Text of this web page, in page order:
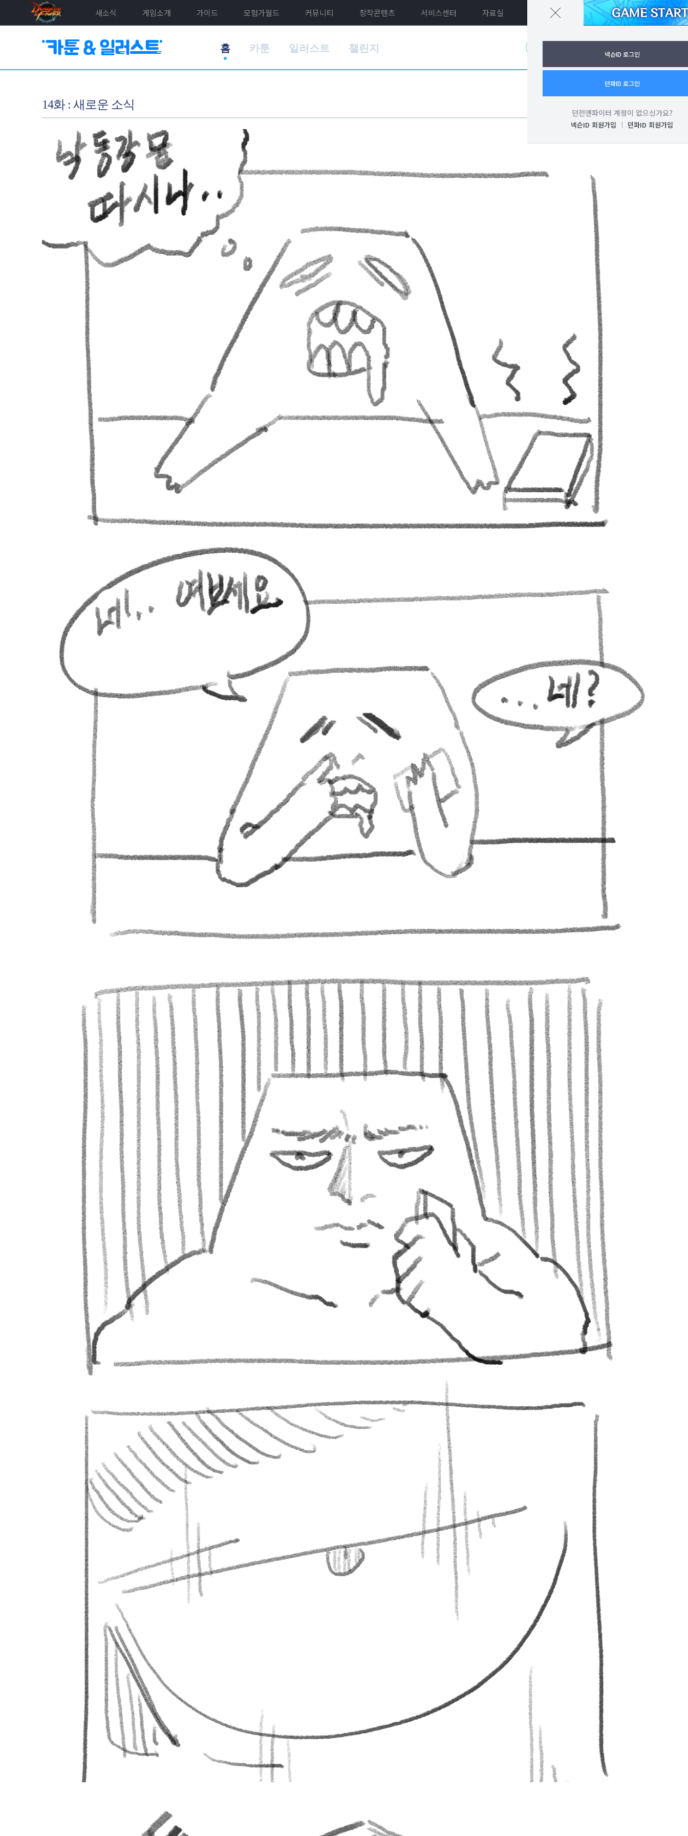
새소식 게임소개 가이드 모험가월드 커뮤니티 창작콘텐츠 서비스센터 자료실 던파ON로그인
넥슨ID 로그인
던파ID 로그인
던전앤파이터 계정이 없으신가요?
넥슨ID 회원가입 던파ID 회원가입
홈 카툰 일러스트 챌린지
14화 : 새로운 소식